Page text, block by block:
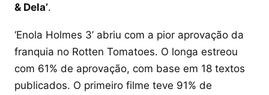
& Dela’.
‘Enola Holmes 3’ abriu com a pior aprovação da
franquia no Rotten Tomatoes. O longa estreou
com 61% de aprovação, com base em 18 textos
publicados. O primeiro filme teve 91% de